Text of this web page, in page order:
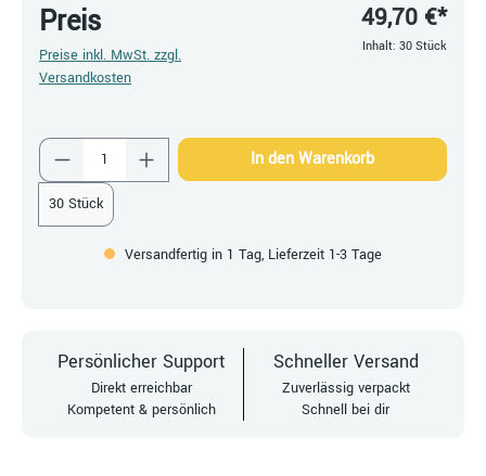
Preis
Preise inkl. MwSt. zzgl.
Versandkosten
49,70 €*
Inhalt: 30 Stück
Produkt Anzahl: Gib den gewünschten Wert
30 Stück
In den Warenkorb
Versandfertig in 1 Tag, Lieferzeit 1-3 Tage
Persönlicher Support
Direkt erreichbar
Kompetent & persönlich
Schneller Versand
Zuverlässig verpackt
Schnell bei dir